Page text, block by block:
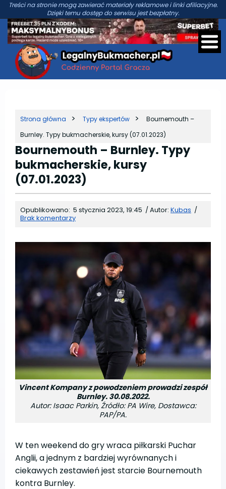
Treści na stronie mogą zawierać materiały reklamowe i linki afiliacyjne.
Dzięki temu dostęp do serwisu jest bezpłatny.
Strona główna Typy ekspertów
Bournemouth –
Burnley. Typy bukmacherskie, kursy (07.01.2023)
Bournemouth – Burnley. Typy
bukmacherskie, kursy
(07.01.2023)
Opublikowano: 5 stycznia 2023, 19:45 /Autor: Kubas /
Brak komentarzy
Vincent Kompany z powodzeniem prowadzi zespół
Burnley. 30.08.2022.
Autor: Isaac Parkin, Źródło: PA Wire, Dostawca:
PAP/PA.
W ten weekend do gry wraca piłkarski Puchar
Anglii, a jednym z bardziej wyrównanych i
ciekawych zestawień jest starcie Bournemouth
kontra Burnley.